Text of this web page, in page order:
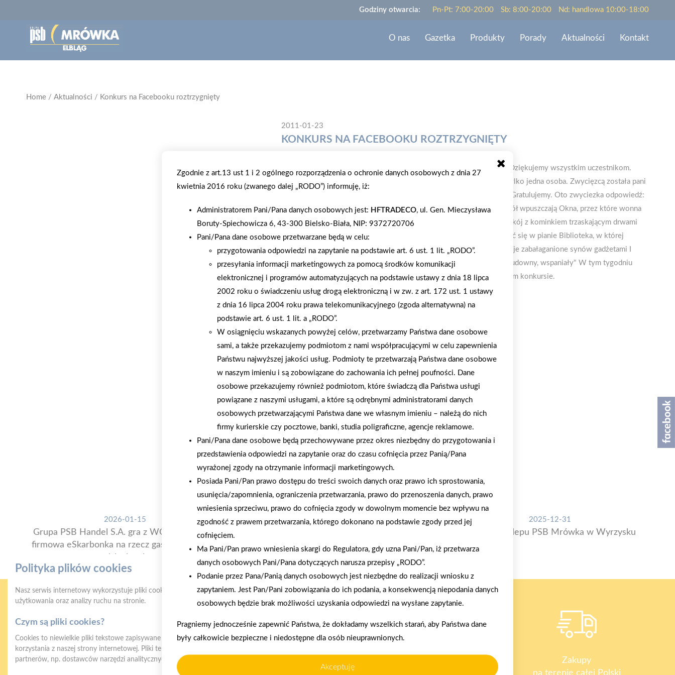
Godziny otwarcia: Pn-Pt: 7:00-20:00 Sb: 8:00-20:00 Nd: handlowa 10:00-18:00
O nas Gazetka Produkty Porady Aktualności Kontakt
Home / Aktualności / Konkurs na Facebooku roztrzygnięty
2011-01-23
KONKURS NA FACEBOOKU ROZTRZYGNIĘTY
20 stycznia br. został zakończony konkurs Grupy PSB na Facebooku. Dziękujemy wszystkim uczestnikom.
Odpowiedzi były bardzo kreatywne i pomysłowe, ale wygrać mogła tylko jedna osoba. Zwycięzcą została pani
Agnieszka. Otrzymuje ona główną nagrodę, torbę podróżną "Mamut". Gratulujemy. Oto zwyciezka odpowiedź:
"Ściany z desek, co zapach lasu roztaczają Drzwi, które często przyjaciół wpuszczają Okna, przez które wonna
świeżość wpada Taras, na którym nie słyszę pokrzykiwań sąsiada ...Pokój z kominkiem trzaskającym drwami
Sypialnia wypełniona spokojnymi snami Łazienka, gdzie mogę zanurzyć się w pianie Biblioteka, w której
smakuje czytanie Kuchnia ze starym piecem ozdobionym kaflami Pokoje zabałaganione synów gadżetami I
garaż dla Męża zabawek przeznaczony cały To mój dom wymarzony, cudowny, wspaniały" W tym tygodniu
pojawi się następna szansa na wygranie atrakcyjnej nagrody w kolejnym konkursie.
AKTUALNOŚCI
2026-01-15
Grupa PSB Handel S.A. gra z WOŚP. Powstała
firmowa eSkarbonka na rzecz gastroenterologii
2026-01-12
rok strategicznym otwarciem po rebrandingu
2025-12-31
Otwarcie sklepu PSB Mrówka w Wyrzysku
Gwarancja jakości
Zakupy
na terenie całej Polski
Zgodnie z art.13 ust 1 i 2 ogólnego rozporządzenia o ochronie danych osobowych z dnia 27
kwietnia 2016 roku (zwanego dalej „RODO”) informuję, iż:
Administratorem Pani/Pana danych osobowych jest: HFTRADECO, ul. Gen. Mieczysława
Boruty-Spiechowicza 6, 43-300 Bielsko-Biała, NIP: 9372720706
Pani/Pana dane osobowe przetwarzane będą w celu:
przygotowania odpowiedzi na zapytanie na podstawie art. 6 ust. 1 lit. „RODO”.
przesyłania informacji marketingowych za pomocą środków komunikacji
elektronicznej i programów automatyzujących na podstawie ustawy z dnia 18 lipca
2002 roku o świadczeniu usług drogą elektroniczną i w zw. z art. 172 ust. 1 ustawy
z dnia 16 lipca 2004 roku prawa telekomunikacyjnego (zgoda alternatywna) na
podstawie art. 6 ust. 1 lit. a „RODO”.
W osiągnięciu wskazanych powyżej celów, przetwarzamy Państwa dane osobowe
sami, a także przekazujemy podmiotom z nami współpracującymi w celu zapewnienia
Państwu najwyższej jakości usług. Podmioty te przetwarzają Państwa dane osobowe
w naszym imieniu i są zobowiązane do zachowania ich pełnej poufności. Dane
osobowe przekazujemy również podmiotom, które świadczą dla Państwa usługi
powiązane z naszymi usługami, a które są odrębnymi administratorami danych
osobowych przetwarzającymi Państwa dane we własnym imieniu – należą do nich
firmy kurierskie czy pocztowe, banki, studia poligraficzne, agencje reklamowe.
Pani/Pana dane osobowe będą przechowywane przez okres niezbędny do przygotowania i
przedstawienia odpowiedzi na zapytanie oraz do czasu cofnięcia przez Panią/Pana
wyrażonej zgody na otrzymanie informacji marketingowych.
Posiada Pani/Pan prawo dostępu do treści swoich danych oraz prawo ich sprostowania,
usunięcia/zapomnienia, ograniczenia przetwarzania, prawo do przenoszenia danych, prawo
wniesienia sprzeciwu, prawo do cofnięcia zgody w dowolnym momencie bez wpływu na
zgodność z prawem przetwarzania, którego dokonano na podstawie zgody przed jej
cofnięciem.
Ma Pani/Pan prawo wniesienia skargi do Regulatora, gdy uzna Pani/Pan, iż przetwarza
danych osobowych Pani/Pana dotyczących narusza przepisy „RODO”.
Podanie przez Pana/Panią danych osobowych jest niezbędne do realizacji wniosku z
zapytaniem. Jest Pan/Pani zobowiązania do ich podania, a konsekwencją niepodania danych
osobowych będzie brak możliwości uzyskania odpowiedzi na wysłane zapytanie.
Pragniemy jednocześnie zapewnić Państwa, że dokładamy wszelkich starań, aby Państwa dane
były całkowicie bezpieczne i niedostępne dla osób nieuprawnionych.
Akceptuję
Polityka plików cookies
Nasz serwis internetowy wykorzystuje pliki cookies w celu zapewnienia prawidłowego działania strony, poprawy komfortu
użytkowania oraz analizy ruchu na stronie.
Czym są pliki cookies?
Cookies to niewielkie pliki tekstowe zapisywane na urządzeniu użytkownika (komputerze, tablecie, smartfonie) podczas
korzystania z naszej strony internetowej. Pliki te mogą być odczytywane przez nasz system oraz systemy zaufanych
partnerów, np. dostawców narzędzi analitycznych.